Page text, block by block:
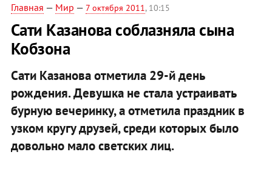
Главная — Мир — 7 октября 2011, 10:15
Сати Казанова соблазняла сына
Кобзона
Сати Казанова отметила 29-й день
рождения. Девушка не стала устраивать
бурную вечеринку, а отметила праздник в
узком кругу друзей, среди которых было
довольно мало светских лиц.